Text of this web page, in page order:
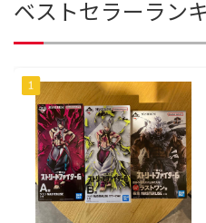
ベストセラーラン